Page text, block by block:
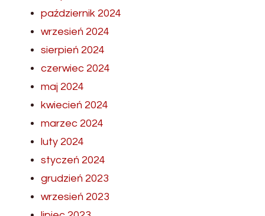
październik 2024
wrzesień 2024
sierpień 2024
czerwiec 2024
maj 2024
kwiecień 2024
marzec 2024
luty 2024
styczeń 2024
grudzień 2023
wrzesień 2023